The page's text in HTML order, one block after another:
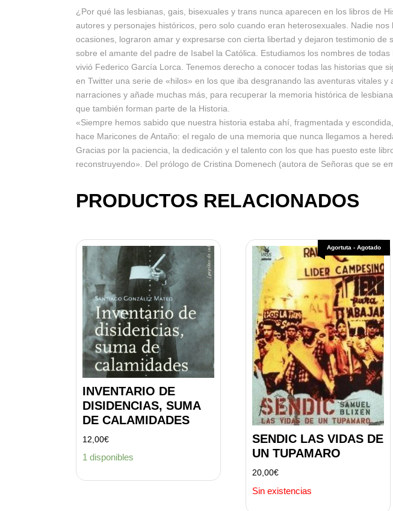
¿Por qué las lesbianas, gais, bisexuales y trans nunca aparecen en los libros de
autores y personajes históricos, pero solo cuando eran heterosexuales. Nadie
ocasiones, lograron amar y expresarse con cierta libertad y dejaron testimonio
sobre el amante del padre de Isabel la Católica. Estudiamos los nombres de
vivió Federico García Lorca. Tenemos derecho a conocer todas las historias que
en Twitter una serie de «hilos» en los que iba desgranando las aventuras vitales
narraciones y añade muchas más, para recuperar la memoria histórica de
que también forman parte de la Historia.
«Siempre hemos sabido que nuestra historia estaba ahí, fragmentada y
hace Maricones de Antaño: el regalo de una memoria que nunca llegamos a
Gracias por la paciencia, la dedicación y el talento con los que has puesto este
reconstruyendo». Del prólogo de Cristina Domenech (autora de Señoras que se
PRODUCTOS RELACIONADOS
INVENTARIO DE
DISIDENCIAS, SUMA
DE CALAMIDADES
12,00€
1 disponibles
Agortuta - Agotado
SENDIC LAS VIDAS DE
UN TUPAMARO
20,00€
Sin existencias